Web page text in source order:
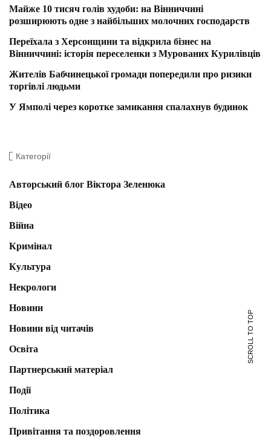
Майже 10 тисяч голів худоби: на Вінниччині
розширюють одне з найбільших молочних господарств
Переїхала з Херсонщини та відкрила бізнес на
Вінниччині: історія переселенки з Мурованих Курилівців
Жителів Бабчинецької громади попередили про ризики
торгівлі людьми
У Ямполі через коротке замикання спалахнув будинок
Категорії
Авторський блог Віктора Зеленюка
Відео
Війна
Кримінал
Культура
Некрологи
Новини
Новини від читачів
Освіта
Партнерський матеріал
Події
Політика
Привітання та поздоровлення
SCROLL TO TOP